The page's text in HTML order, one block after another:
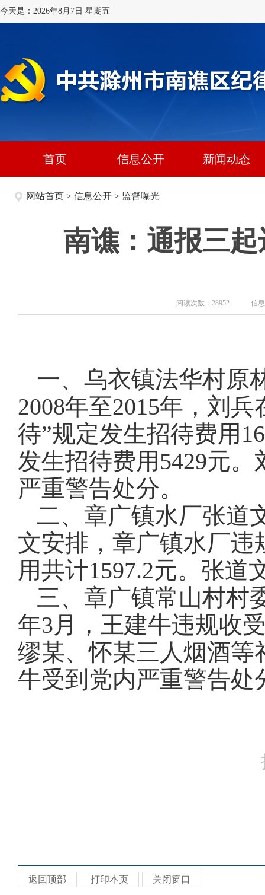
今天是：2026年8月7日 星期五
首页 信息公开 新闻动态
网站首页 > 信息公开 > 监督曝光
南谯：通报三
阅读次数：28952 信
一、乌衣镇法华村原
2008年至2015年，刘
待”规定发生招待费用
发生招待费用5429元
严重警告处分。
二、章广镇水厂张道
文安排，章广镇水厂
用共计1597.2元。张道
三、章广镇常山村村
年3月，王建牛违规收
缪某、怀某三人烟酒等
牛受到党内严重警告处
返回顶部 打印本页 关闭窗口